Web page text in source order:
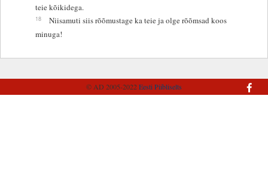
teie kõikidega.
18
Niisamuti siis rõõmustage ka teie ja olge rõõmsad koos
minuga!
© AD 2005-2022Eesti Piibliselts